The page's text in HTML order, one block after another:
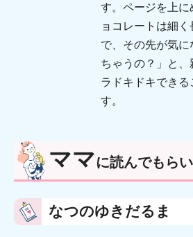
す。ページを上
ョコレートは細
で、その先が気
ちゃうの？」と
ラドキドキでき
す。
ママに読んでもら
なつのゆきだるま